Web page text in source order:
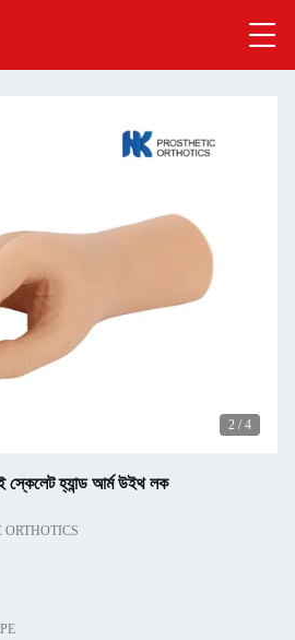
2 / 4
হ্যান্ড আর্ম উইথ লক
ORTHOTICS